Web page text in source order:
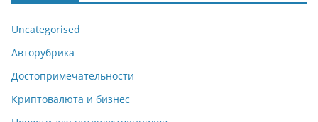
Uncategorised
Авторубрика
Достопримечательности
Криптовалюта и бизнес